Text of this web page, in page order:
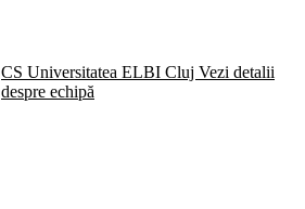
CS Universitatea ELBI Cluj Vezi detalii
despre echipă